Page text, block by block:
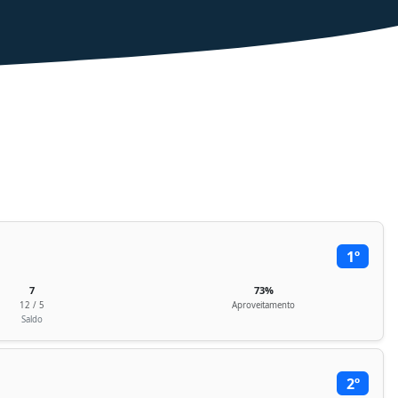
1º
7
12 / 5
Saldo
73%
Aproveitamento
2º